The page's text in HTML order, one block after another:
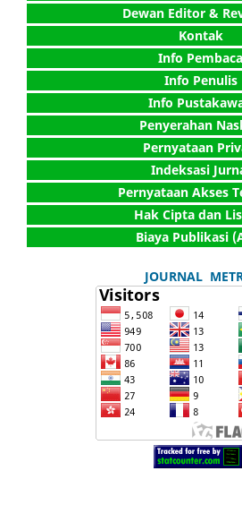
Dewan Editor &
Kontak
Info Pembaca
Info Penulis
Info
Penyerahan
Pernyataan
Indeksasi
Pernyataan Akses
Hak Cipta dan
Biaya Publikasi
JOURNAL